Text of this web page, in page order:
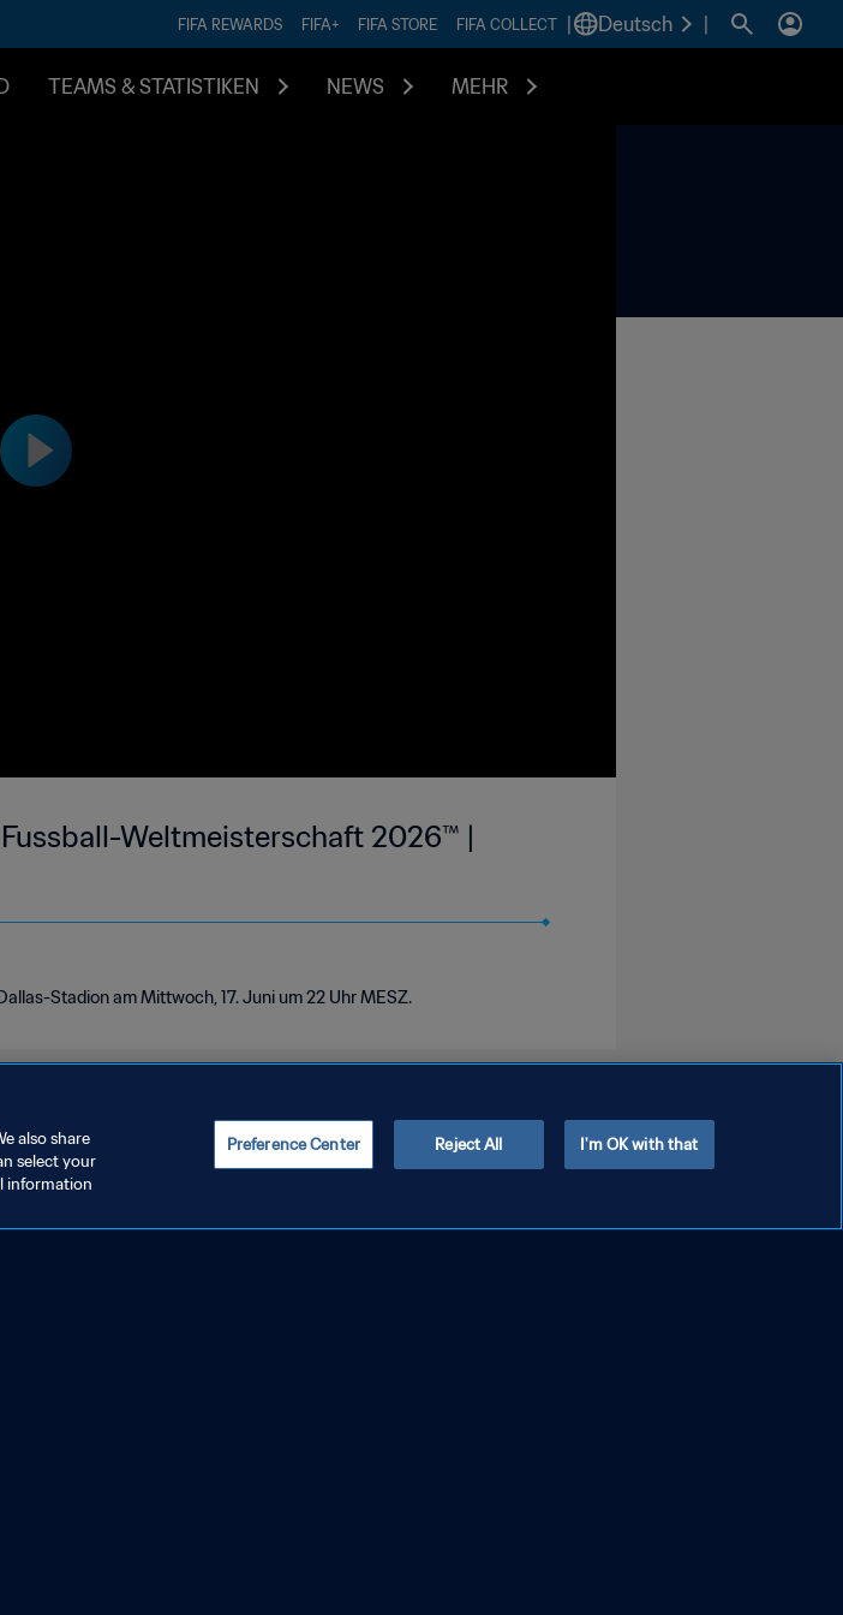
FIFA REWARDS FIFA+ FIFA STORE FIFA COLLECT Deutsch
TEAMS & STATISTIKEN NEWS MEHR
Weltmeisterschaft 2026™ |
Stadion am Mittwoch, 17. Juni um 22 Uhr MESZ.
also share
select your
information
Preference Center Reject All I'm OK with that